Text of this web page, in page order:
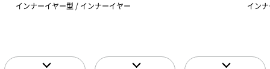
インナーイヤー型 / インナーイヤー
イン